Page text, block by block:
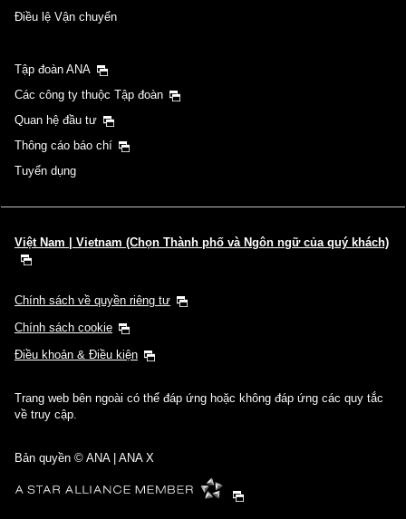
Điều lệ Vận chuyển
Tập đoàn ANA
Các công ty thuộc Tập đoàn
Quan hệ đầu tư
Thông cáo báo chí
Tuyển dụng
Việt Nam | Vietnam (Chọn Thành phố và Ngôn ngữ của quý khách)
Chính sách về quyền riêng tư
Chính sách cookie
Điều khoản & Điều kiện
Trang web bên ngoài có thể đáp ứng hoặc không đáp ứng các quy tắc
về truy cập.
Bản quyền © ANA | ANA X